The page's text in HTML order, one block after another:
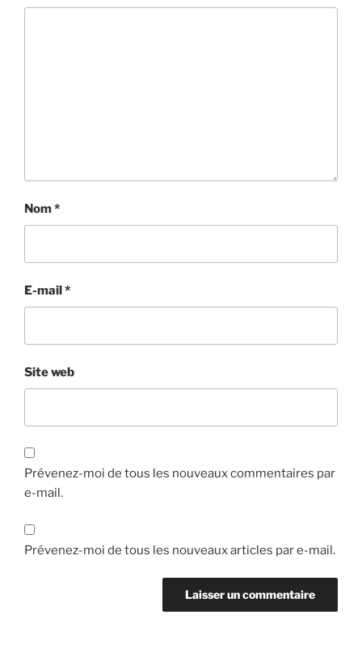
Nom*
E-mail*
Site web
Prévenez-moi de tous les nouveaux commentaires par
e-mail.
Prévenez-moi de tous les nouveaux articles par e-mail.